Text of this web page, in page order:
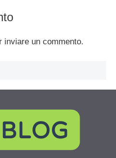
inviare un commento.